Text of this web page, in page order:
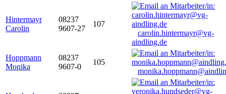
Hintermayr
Carolin
08237
9607-27
107
carolin.hintermayr@vg-
aindling.de
Hoppmann
Monika
08237
9607-0
105